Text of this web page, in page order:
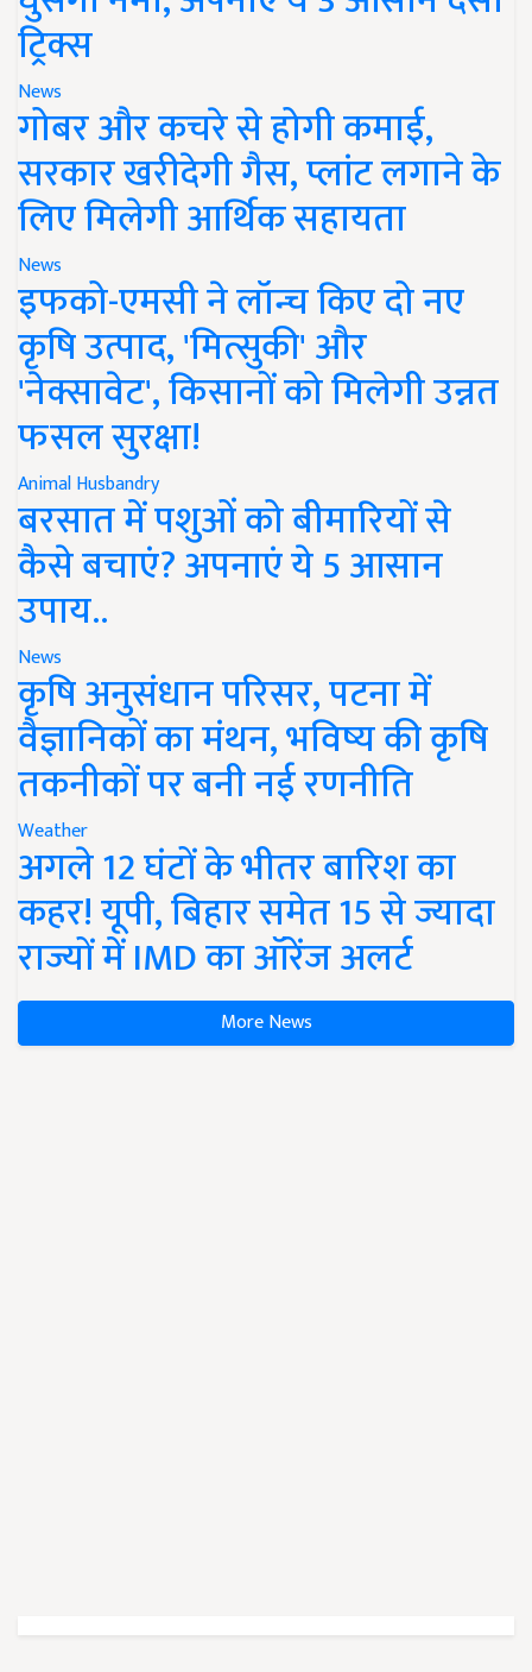
ट्रिक्स
News
गोबर और कचरे से होगी कमाई,
सरकार खरीदेगी गैस, प्लांट लगाने के
लिए मिलेगी आर्थिक सहायता
News
इफको-एमसी ने लॉन्च किए दो नए
कृषि उत्पाद, 'मित्सुकी' और
'नेक्सावेट', किसानों को मिलेगी उन्नत
फसल सुरक्षा!
Animal Husbandry
बरसात में पशुओं को बीमारियों से
कैसे बचाएं? अपनाएं ये 5 आसान
उपाय..
News
कृषि अनुसंधान परिसर, पटना में
वैज्ञानिकों का मंथन, भविष्य की कृषि
तकनीकों पर बनी नई रणनीति
Weather
अगले 12 घंटों के भीतर बारिश का
कहर! यूपी, बिहार समेत 15 से ज्यादा
राज्यों में IMD का ऑरेंज अलर्ट
More News